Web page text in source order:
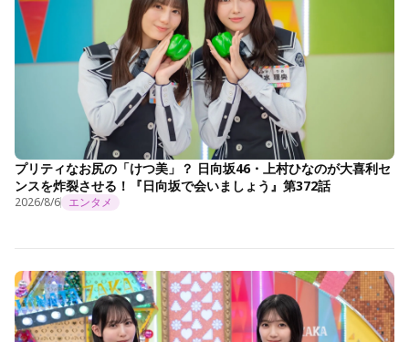
プリティなお尻の「けつ美」？ 日向坂46・上村ひなのが大喜利セ
ンスを炸裂させる！『日向坂で会いましょう』第372話
2026/8/6 エンタメ